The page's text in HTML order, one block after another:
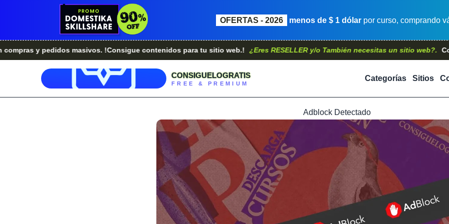
OFERTAS - 2026 menos de $ 1 dólar por curso, comprando
y pedidos masivos. !Consigue contenidos para tu sitio web.! ¿Eres RESELLER y/o También necesitas un sitio web?.
CONSIGUELOGRATIS
FREE & PREMIUM
Categorías Sitios
Adblock Detectado